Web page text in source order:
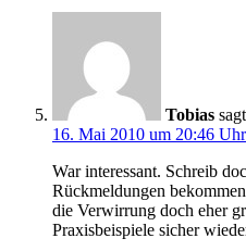
Tobias
16. Mai 2010 um 20:46 Uhr
War interessant. Schreib
Rückmeldungen
die Verwirrung doch eher
Praxisbeispiele sicher